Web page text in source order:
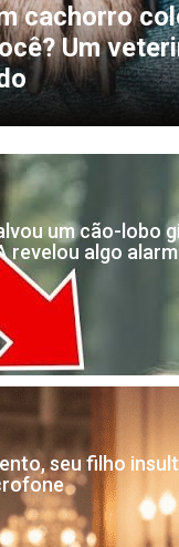
cachorro
Um
um cão-lobo
revelou algo
seu filho